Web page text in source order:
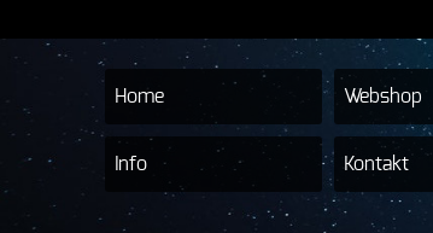
Home Webshop
Info Kontakt